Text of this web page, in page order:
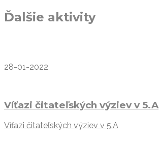
Ďalšie aktivity
28-01-2022
Víťazi čitateľských výziev v 5.A
Víťazi čitateľských výziev v 5.A